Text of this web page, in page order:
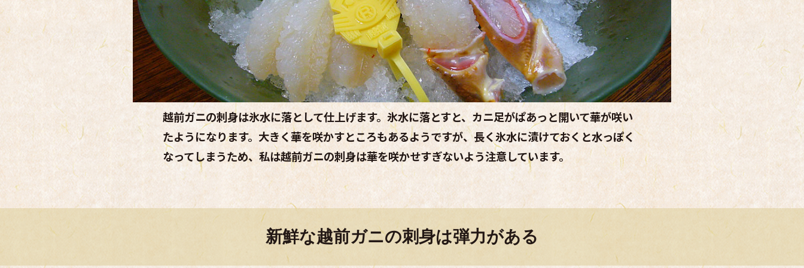
越前ガニの刺身は氷水に落として仕上げます。氷水に落とすと、カニ足がぱあっと開いて華が咲い
たようになります。大きく華を咲かすところもあるようですが、長く氷水に漬けておくと水っぽく
なってしまうため、私は越前ガニの刺身は華を咲かせすぎないよう注意しています。
新鮮な越前ガニの刺身は弾力がある